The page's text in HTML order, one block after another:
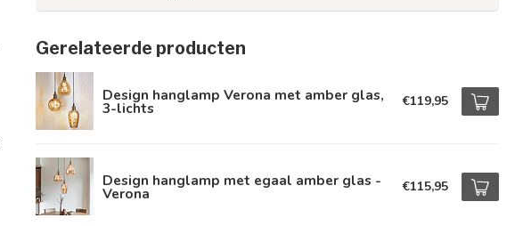
Gerelateerde producten
Design hanglamp Verona met amber glas,
3-lichts €119,95
Design hanglamp met egaal amber glas -
Verona €115,95